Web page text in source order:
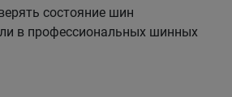
состояние шин
в профессиональных шинных